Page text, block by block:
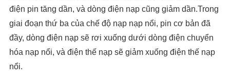
điện pin tăng dần, và dòng điện nạp cũng giảm dần.Trong
giai đoạn thứ ba của chế độ nạp nạp nổi, pin cơ bản đã
đầy, dòng điện nạp sẽ rơi xuống dưới dòng điện chuyển
hóa nạp nổi, và điện thế nạp sẽ giảm xuống điện thế nạp
nổi.